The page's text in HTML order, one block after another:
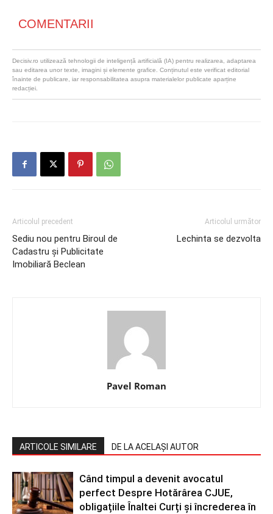
COMENTARII
Decisiv.ro utilizează tehnologii de inteligență artificială (IA) pentru realizarea, adaptarea
sau editarea unor texte, imagini și elemente grafice. Conținutul este verificat editorial
înainte de publicare, iar responsabilitatea asupra materialelor publicate aparține
redacției.
Articolul precedent
Sediu nou pentru Biroul de
Cadastru și Publicitate
Imobiliară Beclean
Articolul următor
Lechinta se dezvolta
Pavel Roman
ARTICOLE SIMILARE DE LA ACELAȘI AUTOR
Când timpul a devenit avocatul
perfect Despre Hotărârea CJUE,
obligațiile Înaltei Curți și încrederea în